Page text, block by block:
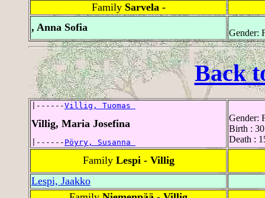
Family Sarvela -
, Anna Sofia
Gender:
Back
|------Villig, Tuomas
Villig, Maria Josefina
|------ Pöyry, Susanna
Gender:
Birth :
Death :
Family Lespi - Villig
Lespi, Jaakko